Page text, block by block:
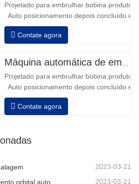
automático, tempo de carregamento
aprox…
Projetado para embrulhar bobina
Auto posicionamento depois concluído
velocidade, alongamento força pode ser
Pneumático topo placa para pressionar
Contate agora
Projetado para embrulhar bobina
Auto posicionamento depois concluído
velocidade, alongamento força pode ser
Pneumático topo placa para pressionar
Contate agora
2023-03-21
Sistema de envolvimento orbital automático envolve 6 lados no material 2023-03-21